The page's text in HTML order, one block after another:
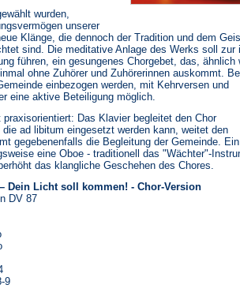
wurden,
unserer
Klänge, die dennoch der Tradition und dem
sind. Die meditative Anlage des Werks soll zur
führen, ein gesungenes Chorgebet, das, ähnlich
ohne Zuhörer und Zuhörerinnen auskommt.
einbezogen werden, mit Kehrversen und
eine aktive Beteiligung möglich.
Das Klavier begleitet den Chor
ad libitum eingesetzt werden kann, weitet den
gegebenenfalls die Begleitung der Gemeinde. Ein
eine Oboe - traditionell das "Wächter"-
das klangliche Geschehen des Chores.
Dein Licht soll kommen! - Chor-Version
DV 87
9